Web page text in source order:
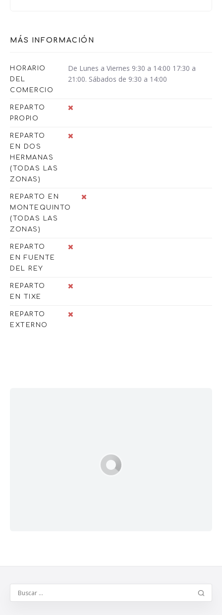
MÁS INFORMACIÓN
HORARIO
DEL
COMERCIO
De Lunes a Viernes 9:30 a 14:00 17:30 a
21:00. Sábados de 9:30 a 14:00
REPARTO
PROPIO
REPARTO
EN DOS
HERMANAS
(TODAS LAS
ZONAS)
REPARTO EN
MONTEQUINTO
(TODAS LAS
ZONAS)
REPARTO
EN FUENTE
DEL REY
REPARTO
EN TIXE
REPARTO
EXTERNO